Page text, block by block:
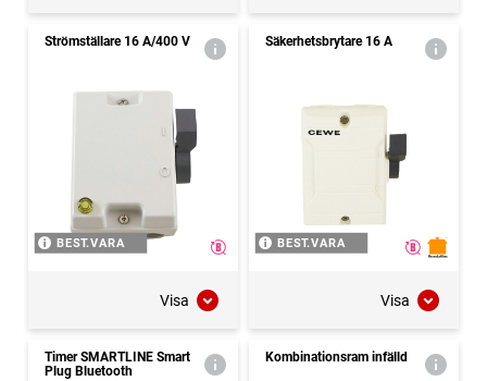
Strömställare 16 A/400 V
BEST.VARA
Visa
Säkerhetsbrytare 16 A
BEST.VARA
Visa
Timer SMARTLINE Smart
Plug Bluetooth
Kombinationsram infälld